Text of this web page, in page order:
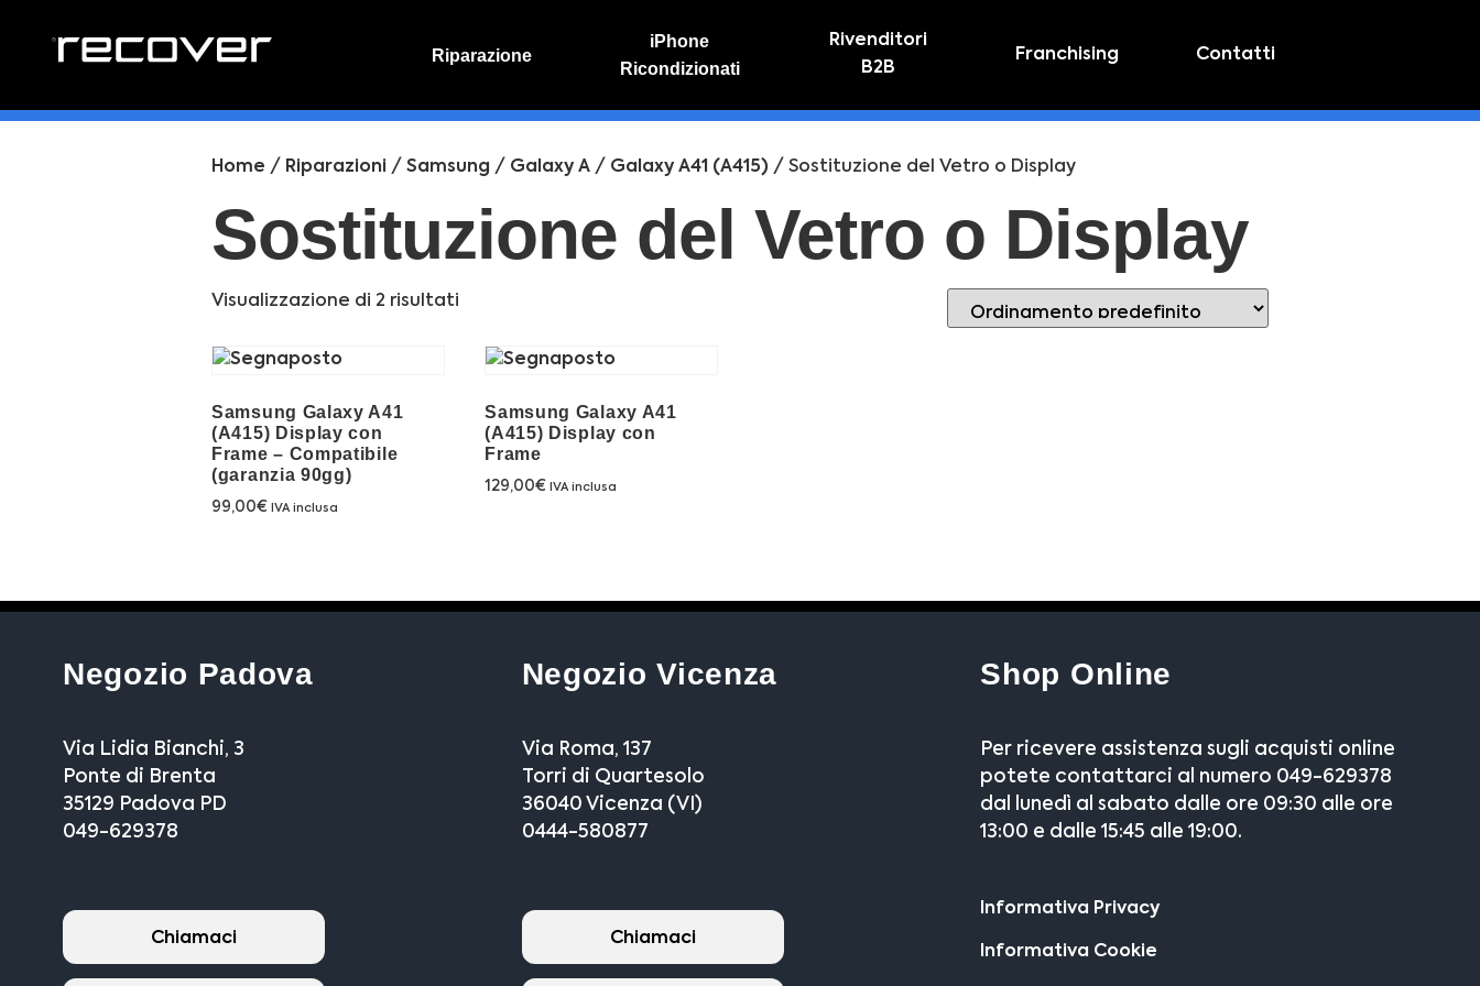
Riparazione
iPhone
Ricondizionati
Rivenditori
B2B
Franchising Contatti
PREVENTIVO
Preventivo online
RIPARAZIONE IPHONE
Riparazione schermo
Home / Riparazioni / Samsung / Galaxy A / Galaxy A41 (A415) / Sostituzione del Vetro o Display
Sostituzione del Vetro o Display
Visualizzazione di 2 risultati
Samsung Galaxy A41
(A415) Display con
Frame – Compatibile
(garanzia 90gg)
99,00€ IVA inclusa
Samsung Galaxy A41
(A415) Display con
Frame
129,00€ IVA inclusa
Negozio Padova
Via Lidia Bianchi, 3
Ponte di Brenta
35129 Padova PD
049-629378
Chiamaci
Negozio Vicenza
Via Roma, 137
Torri di Quartesolo
36040 Vicenza (VI)
0444-580877
Chiamaci
Shop Online
Per ricevere assistenza sugli acquisti online
potete contattarci al numero 049-629378
dal lunedì al sabato dalle ore 09:30 alle ore
13:00 e dalle 15:45 alle 19:00.
Informativa Privacy
Informativa Cookie